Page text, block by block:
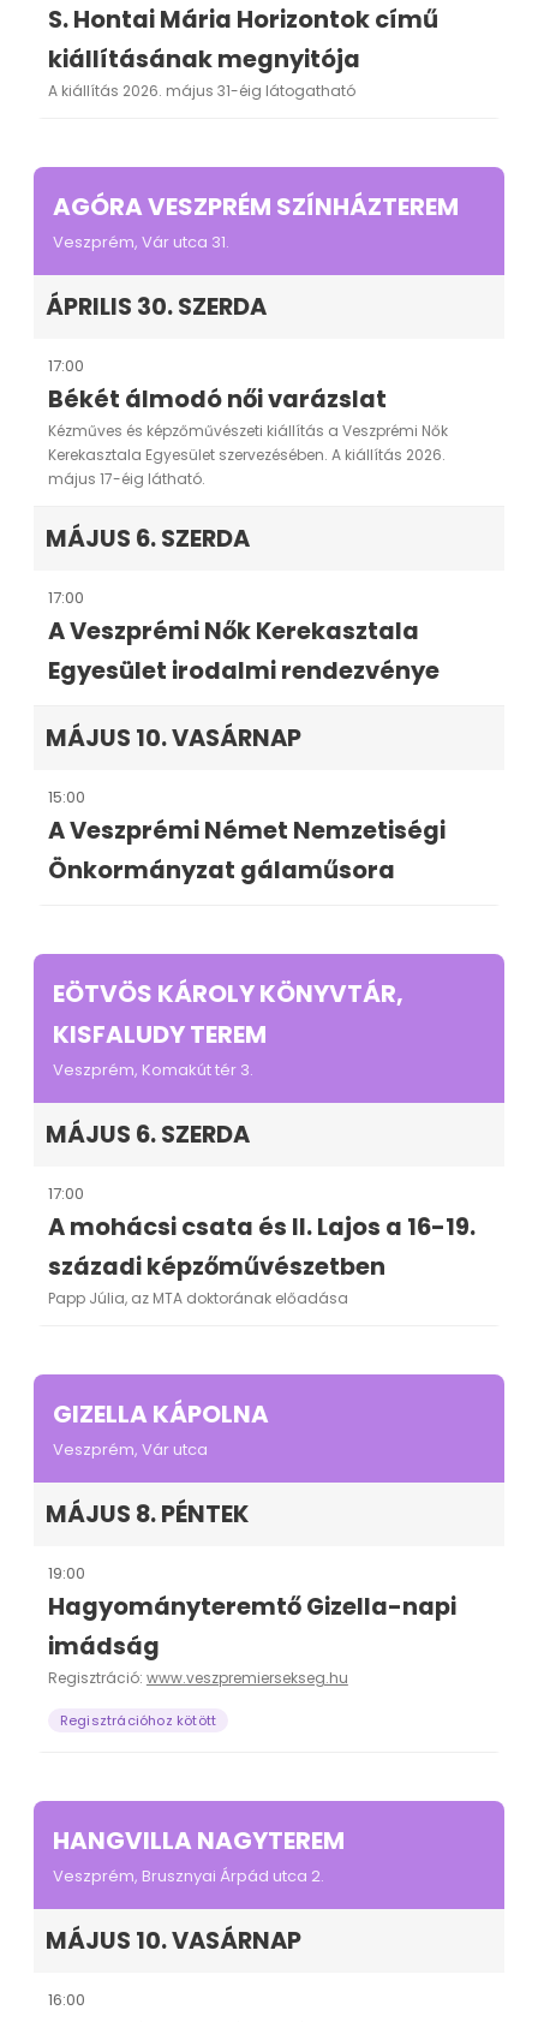
S. Hontai Mária Horizontok című
kiállításának megnyitója
A kiállítás 2026. május 31-éig látogatható
AGÓRA VESZPRÉM SZÍNHÁZTEREM
Veszprém, Vár utca 31.
ÁPRILIS 30. SZERDA
17:00
Békét álmodó női varázslat
Kézműves és képzőművészeti kiállítás a Veszprémi Nők
Kerekasztala Egyesület szervezésében. A kiállítás 2026.
május 17-éig látható.
MÁJUS 6. SZERDA
17:00
A Veszprémi Nők Kerekasztala
Egyesület irodalmi rendezvénye
MÁJUS 10. VASÁRNAP
15:00
A Veszprémi Német Nemzetiségi
Önkormányzat gálaműsora
EÖTVÖS KÁROLY KÖNYVTÁR,
KISFALUDY TEREM
Veszprém, Komakút tér 3.
MÁJUS 6. SZERDA
17:00
A mohácsi csata és II. Lajos a 16-19.
századi képzőművészetben
Papp Júlia, az MTA doktorának előadása
GIZELLA KÁPOLNA
Veszprém, Vár utca
MÁJUS 8. PÉNTEK
19:00
Hagyományteremtő Gizella-napi
imádság
Regisztráció: www.veszpremiersekseg.hu
Regisztrációhoz kötött
HANGVILLA NAGYTEREM
Veszprém, Brusznyai Árpád utca 2.
MÁJUS 10. VASÁRNAP
16:00